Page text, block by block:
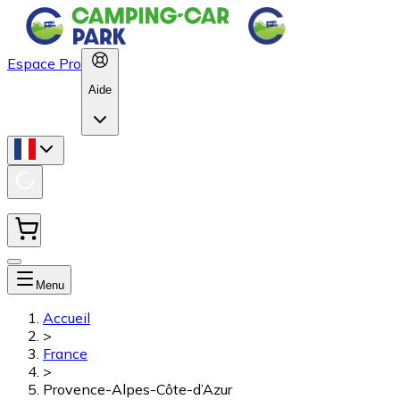
Espace Pro
Aide
Menu
Accueil
>
France
>
Provence-Alpes-Côte-d’Azur